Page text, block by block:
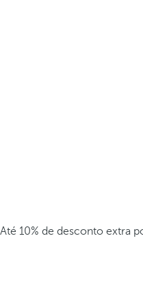
Até 10% de desconto extra